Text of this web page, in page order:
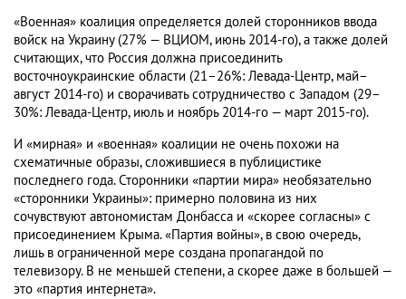
«Военная» коалиция определяется долей сторонников ввода
войск на Украину (27% — ВЦИОМ, июнь 2014-го), а также долей
считающих, что Россия должна присоединить
восточноукраинские области (21–26%: Левада-Центр, май–
август 2014-го) и сворачивать сотрудничество с Западом (29–
30%: Левада-Центр, июль и ноябрь 2014-го — март 2015-го).
И «мирная» и «военная» коалиции не очень похожи на
схематичные образы, сложившиеся в публицистике
последнего года. Сторонники «партии мира» необязательно
«сторонники Украины»: примерно половина из них
сочувствуют автономистам Донбасса и «скорее согласны» с
присоединением Крыма. «Партия войны», в свою очередь,
лишь в ограниченной мере создана пропагандой по
телевизору. В не меньшей степени, а скорее даже в большей —
это «партия интернета».